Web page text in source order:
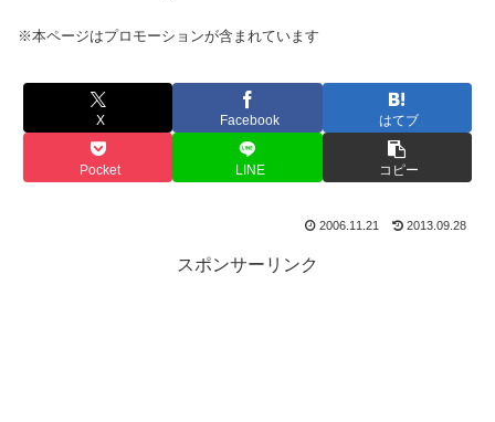
※本ページはプロモーションが含まれています
X Facebook はてブ
Pocket LINE コピー
2006.11.21 2013.09.28
スポンサーリンク